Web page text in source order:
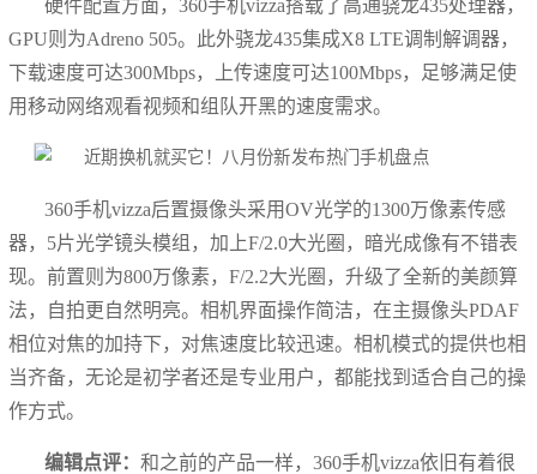
硬件配置方面，360手机vizza搭载了高通骁龙435处理器，
GPU则为Adreno 505。此外骁龙435集成X8 LTE调制解调器，
下载速度可达300Mbps，上传速度可达100Mbps，足够满足使
用移动网络观看视频和组队开黑的速度需求。
360手机vizza后置摄像头采用OV光学的1300万像素传感
器，5片光学镜头模组，加上F/2.0大光圈，暗光成像有不错表
现。前置则为800万像素，F/2.2大光圈，升级了全新的美颜算
法，自拍更自然明亮。相机界面操作简洁，在主摄像头PDAF
相位对焦的加持下，对焦速度比较迅速。相机模式的提供也相
当齐备，无论是初学者还是专业用户，都能找到适合自己的操
作方式。
编辑点评：和之前的产品一样，360手机vizza依旧有着很